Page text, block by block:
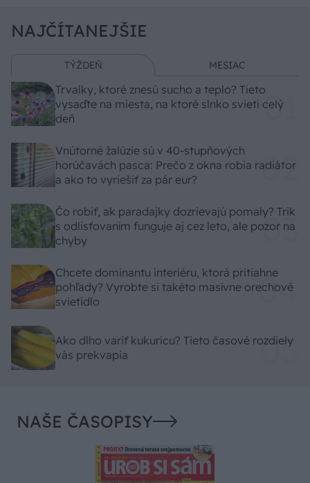
NAJČÍTANEJŠIE
TÝŽDEŇ MESIAC
Trvalky, ktoré znesú sucho a teplo? Tieto
vysaďte na miesta, na ktoré slnko svieti celý
deň
Vnútorné žalúzie sú v 40-stupňových
horúčavách pasca: Prečo z okna robia radiátor
a ako to vyriešiť za pár eur?
Čo robiť, ak paradajky dozrievajú pomaly? Trik
s odlisťovaním funguje aj cez leto, ale pozor na
chyby
Chcete dominantu interiéru, ktorá pritiahne
pohľady? Vyrobte si takéto masívne orechové
svietidlo
Ako dlho variť kukuricu? Tieto časové rozdiely
vás prekvapia
NAŠE ČASOPISY